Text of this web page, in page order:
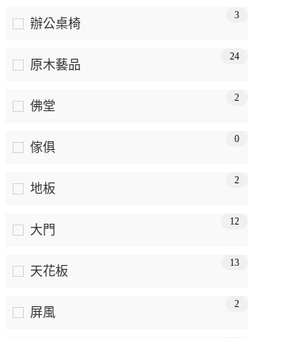
辦公桌椅
3
原木藝品
24
佛堂
2
傢俱
0
地板
2
大門
12
天花板
13
屏風
2